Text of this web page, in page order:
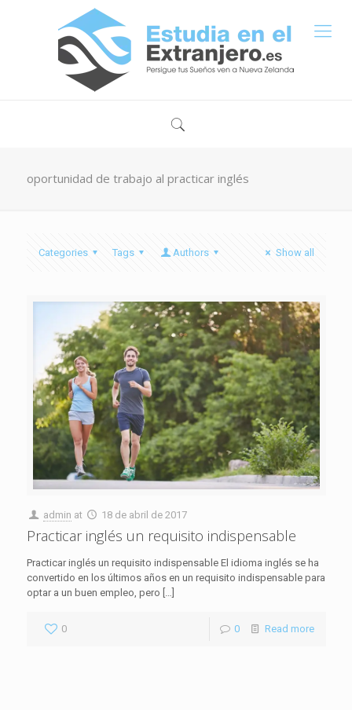
oportunidad de trabajo al practicar inglés
Categories Tags Authors Show all
admin at 18 de abril de 2017
Practicar inglés un requisito indispensable
Practicar inglés un requisito indispensable El idioma inglés se ha
convertido en los últimos años en un requisito indispensable para
optar a un buen empleo, pero […]
0 0 Read more